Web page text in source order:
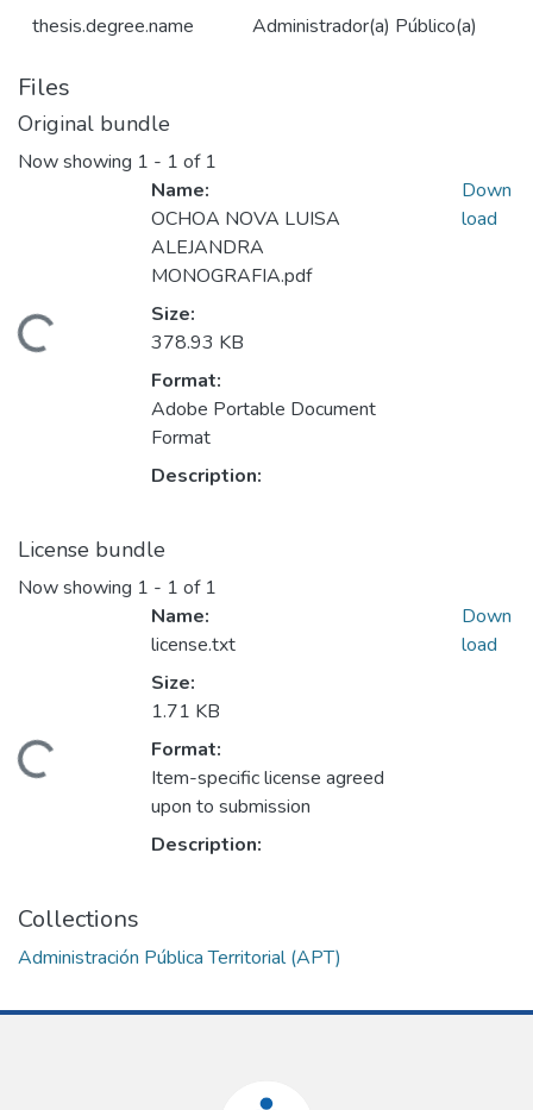
thesis.degree.name Administrador(a) Público(a)
Files
Original bundle
Now showing 1 - 1 of 1
Name:
OCHOA NOVA LUISA
ALEJANDRA
MONOGRAFIA.pdf
Size:
378.93 KB
Format:
Adobe Portable Document
Format
Description:
Down
load
License bundle
Now showing 1 - 1 of 1
Name:
license.txt
Size:
1.71 KB
Format:
Item-specific license agreed
upon to submission
Description:
Down
load
Collections
Administración Pública Territorial (APT)